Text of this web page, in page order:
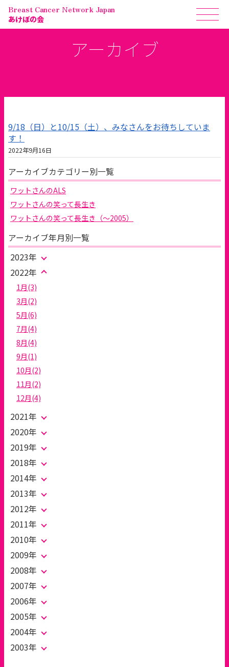
Breast Cancer Network Japan
あけぼの会
アーカイブ
9/18（日）と10/15（土）、みなさんをお待ちしていま
す！
2022年9月16日
アーカイブカテゴリー別一覧
ワットさんのALS
ワットさんの笑って長生き
ワットさんの笑って長生き（～2005）
アーカイブ年月別一覧
2023年
2022年
1月(3)
3月(2)
5月(6)
7月(4)
8月(4)
9月(1)
10月(2)
11月(2)
12月(4)
2021年
2020年
2019年
2018年
2014年
2013年
2012年
2011年
2010年
2009年
2008年
2007年
2006年
2005年
2004年
2003年